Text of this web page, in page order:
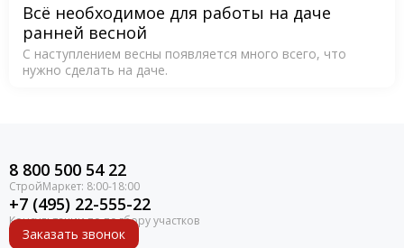
Всё необходимое для работы на даче
ранней весной
С наступлением весны появляется много всего, что
нужно сделать на даче.
8 800 500 54 22
+7 (495) 22-555-22
Заказать звонок